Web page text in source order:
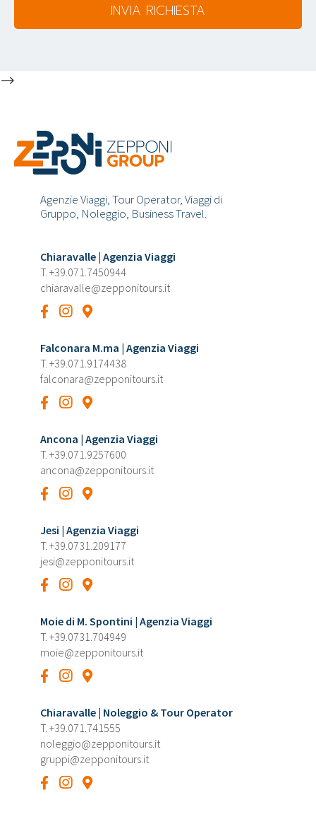
INVIA RICHIESTA
-->
Agenzie Viaggi, Tour Operator, Viaggi di
Gruppo, Noleggio, Business Travel.
Chiaravalle | Agenzia Viaggi
T. +39.071.7450944
chiaravalle@zepponitours.it
Falconara M.ma | Agenzia Viaggi
T. +39.071.9174438
falconara@zepponitours.it
Ancona | Agenzia Viaggi
T. +39.071.9257600
ancona@zepponitours.it
Jesi | Agenzia Viaggi
T. +39.0731.209177
jesi@zepponitours.it
Moie di M. Spontini | Agenzia Viaggi
T. +39.0731.704949
moie@zepponitours.it
Chiaravalle | Noleggio & Tour Operator
T. +39.071.741555
noleggio@zepponitours.it
gruppi@zepponitours.it